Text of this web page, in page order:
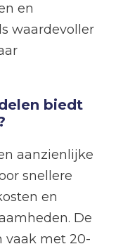
en
waardevoller
biedt
aanzienlijke
snellere
en
De
vaak met 20-